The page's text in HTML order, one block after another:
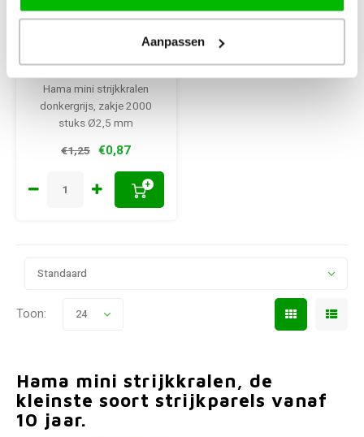
Aanpassen
Hama mini
st Pastel Roze nr
95
Hama mini strijkkralen
donkergrijs, zakje 2000
stuks Ø2,5 mm
€1,25 €0,87
+
Standaard
Toon: 24
Hama mini strijkkralen, de
kleinste soort strijkparels vanaf
10 jaar.